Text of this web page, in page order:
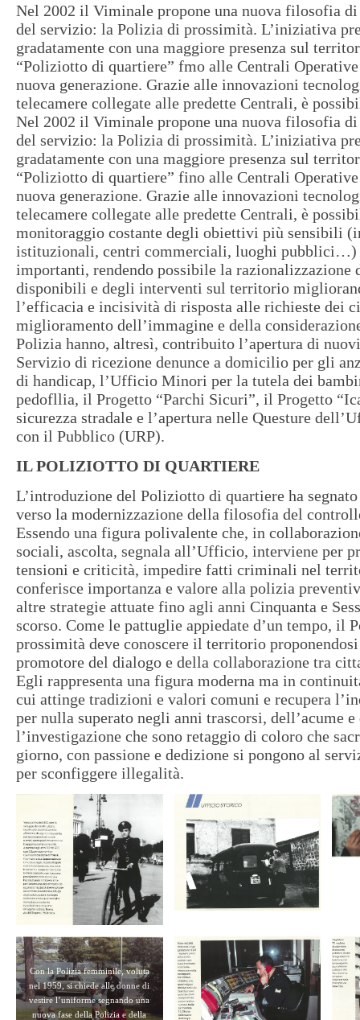
Nel 2002 il Viminale propone una nuova filosofia
del servizio: la Polizia di prossimità. L’iniziativa
gradatamente con una maggiore presenza sul
“Poliziotto di quartiere” fmo alle Centrali
nuova generazione. Grazie alle innovazioni
telecamere collegate alle predette Centrali, è
Nel 2002 il Viminale propone una nuova filosofia
del servizio: la Polizia di prossimità. L’iniziativa
gradatamente con una maggiore presenza sul
“Poliziotto di quartiere” fino alle Centrali
nuova generazione. Grazie alle innovazioni
telecamere collegate alle predette Centrali, è
monitoraggio costante degli obiettivi più sensibili
istituzionali, centri commerciali, luoghi pubblici…)
importanti, rendendo possibile la razionalizzazione
disponibili e degli interventi sul territorio
l’efficacia e incisività di risposta alle richieste dei
miglioramento dell’immagine e della
Polizia hanno, altresì, contribuito l’apertura di
Servizio di ricezione denunce a domicilio per gli
di handicap, l’Ufficio Minori per la tutela dei
pedofllia, il Progetto “Parchi Sicuri”, il Progetto
sicurezza stradale e l’apertura nelle Questure
con il Pubblico (URP).
IL POLIZIOTTO DI QUARTIERE
L’introduzione del Poliziotto di quartiere ha
verso la modernizzazione della filosofia del
Essendo una figura polivalente che, in
sociali, ascolta, segnala all’Ufficio, interviene per
tensioni e criticità, impedire fatti criminali nel
conferisce importanza e valore alla polizia
altre strategie attuate fino agli anni Cinquanta e
scorso. Come le pattuglie appiedate d’un tempo, il
prossimità deve conoscere il territorio
promotore del dialogo e della collaborazione tra
Egli rappresenta una figura moderna ma in
cui attinge tradizioni e valori comuni e recupera
per nulla superato negli anni trascorsi, dell’acume e
l’investigazione che sono retaggio di coloro che
giorno, con passione e dedizione si pongono al
per sconfiggere illegalità.
Con la Polizia femminile, voluta
nel 1959, si chiede alle donne di
vestire l’uniforme segnando una
nuova fase della Polizia e della